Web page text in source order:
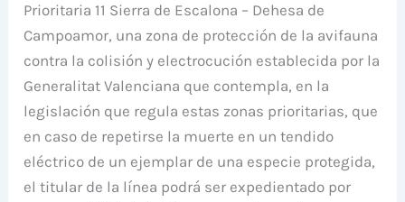
Prioritaria 11 Sierra de Escalona – Dehesa de
Campoamor, una zona de protección de la avifauna
contra la colisión y electrocución establecida por la
Generalitat Valenciana que contempla, en la
legislación que regula estas zonas prioritarias, que
en caso de repetirse la muerte en un tendido
eléctrico de un ejemplar de una especie protegida,
el titular de la línea podrá ser expedientado por